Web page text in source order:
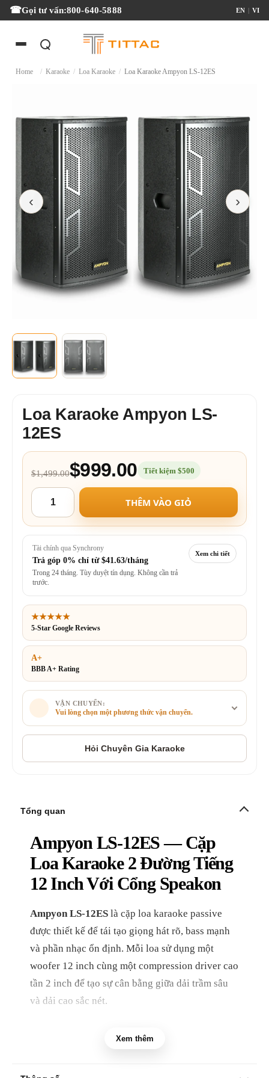
Gọi tư vấn:800-640-5888 EN | VI
Home / Karaoke / Loa Karaoke / Loa Karaoke Ampyon LS-12ES
‹ ›
Loa Karaoke Ampyon LS-
12ES
$1,499.00$999.00 Tiết kiệm $500
THÊM VÀO GIỎ
Tài chính qua Synchrony
Trả góp 0% chỉ từ $41.63/tháng
Trong 24 tháng. Tùy duyệt tín dụng. Không cần trả
trước.
Xem chi tiết
★★★★★
5-Star Google Reviews
A+
BBB A+ Rating
VẬN CHUYỂN:
Vui lòng chọn một phương thức vận chuyển.
Tổng quan
Ampyon LS-12ES — Cặp
Loa Karaoke 2 Đường Tiếng
12 Inch Với Cổng Speakon
Ampyon LS-12ES là cặp loa karaoke passive
được thiết kế để tái tạo giọng hát rõ, bass mạnh
và phần nhạc ổn định. Mỗi loa sử dụng một
woofer 12 inch cùng một compression driver cao
tần 2 inch để tạo sự cân bằng giữa dải trầm sâu
và dải cao sắc nét.
, cổng Speakon vào và ra, thùng MDF bền
Xem thêm